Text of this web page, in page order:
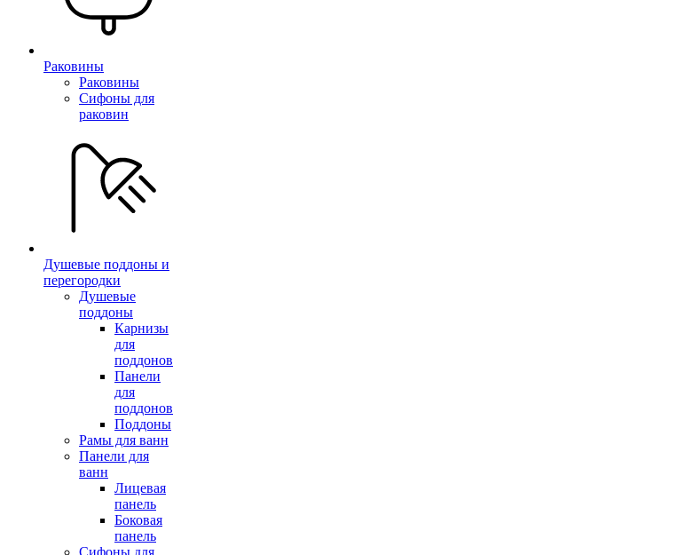
Раковины
Раковины
Сифоны для
раковин
Душевые поддоны и
перегородки
Душевые
поддоны
Карнизы
для
поддонов
Панели
для
поддонов
Поддоны
Рамы для ванн
Панели для
ванн
Лицевая
панель
Боковая
панель
Сифоны для